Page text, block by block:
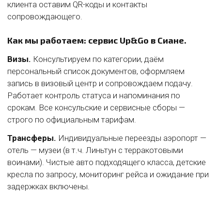
клиента оставим QR-коды и контакты
сопровождающего.
Как мы работаем: сервис Up&Go в Сиане.
Визы. Консультируем по категории, даём
персональный список документов, оформляем
запись в визовый центр и сопровождаем подачу.
Работает контроль статуса и напоминания по
срокам. Все консульские и сервисные сборы —
строго по официальным тарифам.
Трансферы. Индивидуальные переезды аэропорт —
отель — музеи (в т.ч. Линьтун с терракотовыми
воинами). Чистые авто подходящего класса, детские
кресла по запросу, мониторинг рейса и ожидание при
задержках включены.